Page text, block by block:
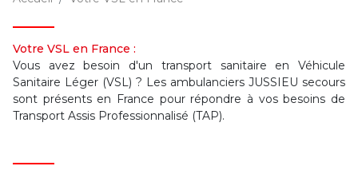
Votre VSL en France :
Vous avez besoin d'un transport sanitaire en Véhicule
Sanitaire Léger (VSL) ? Les ambulanciers JUSSIEU secours
sont présents en France pour répondre à vos besoins de
Transport Assis Professionnalisé (TAP).